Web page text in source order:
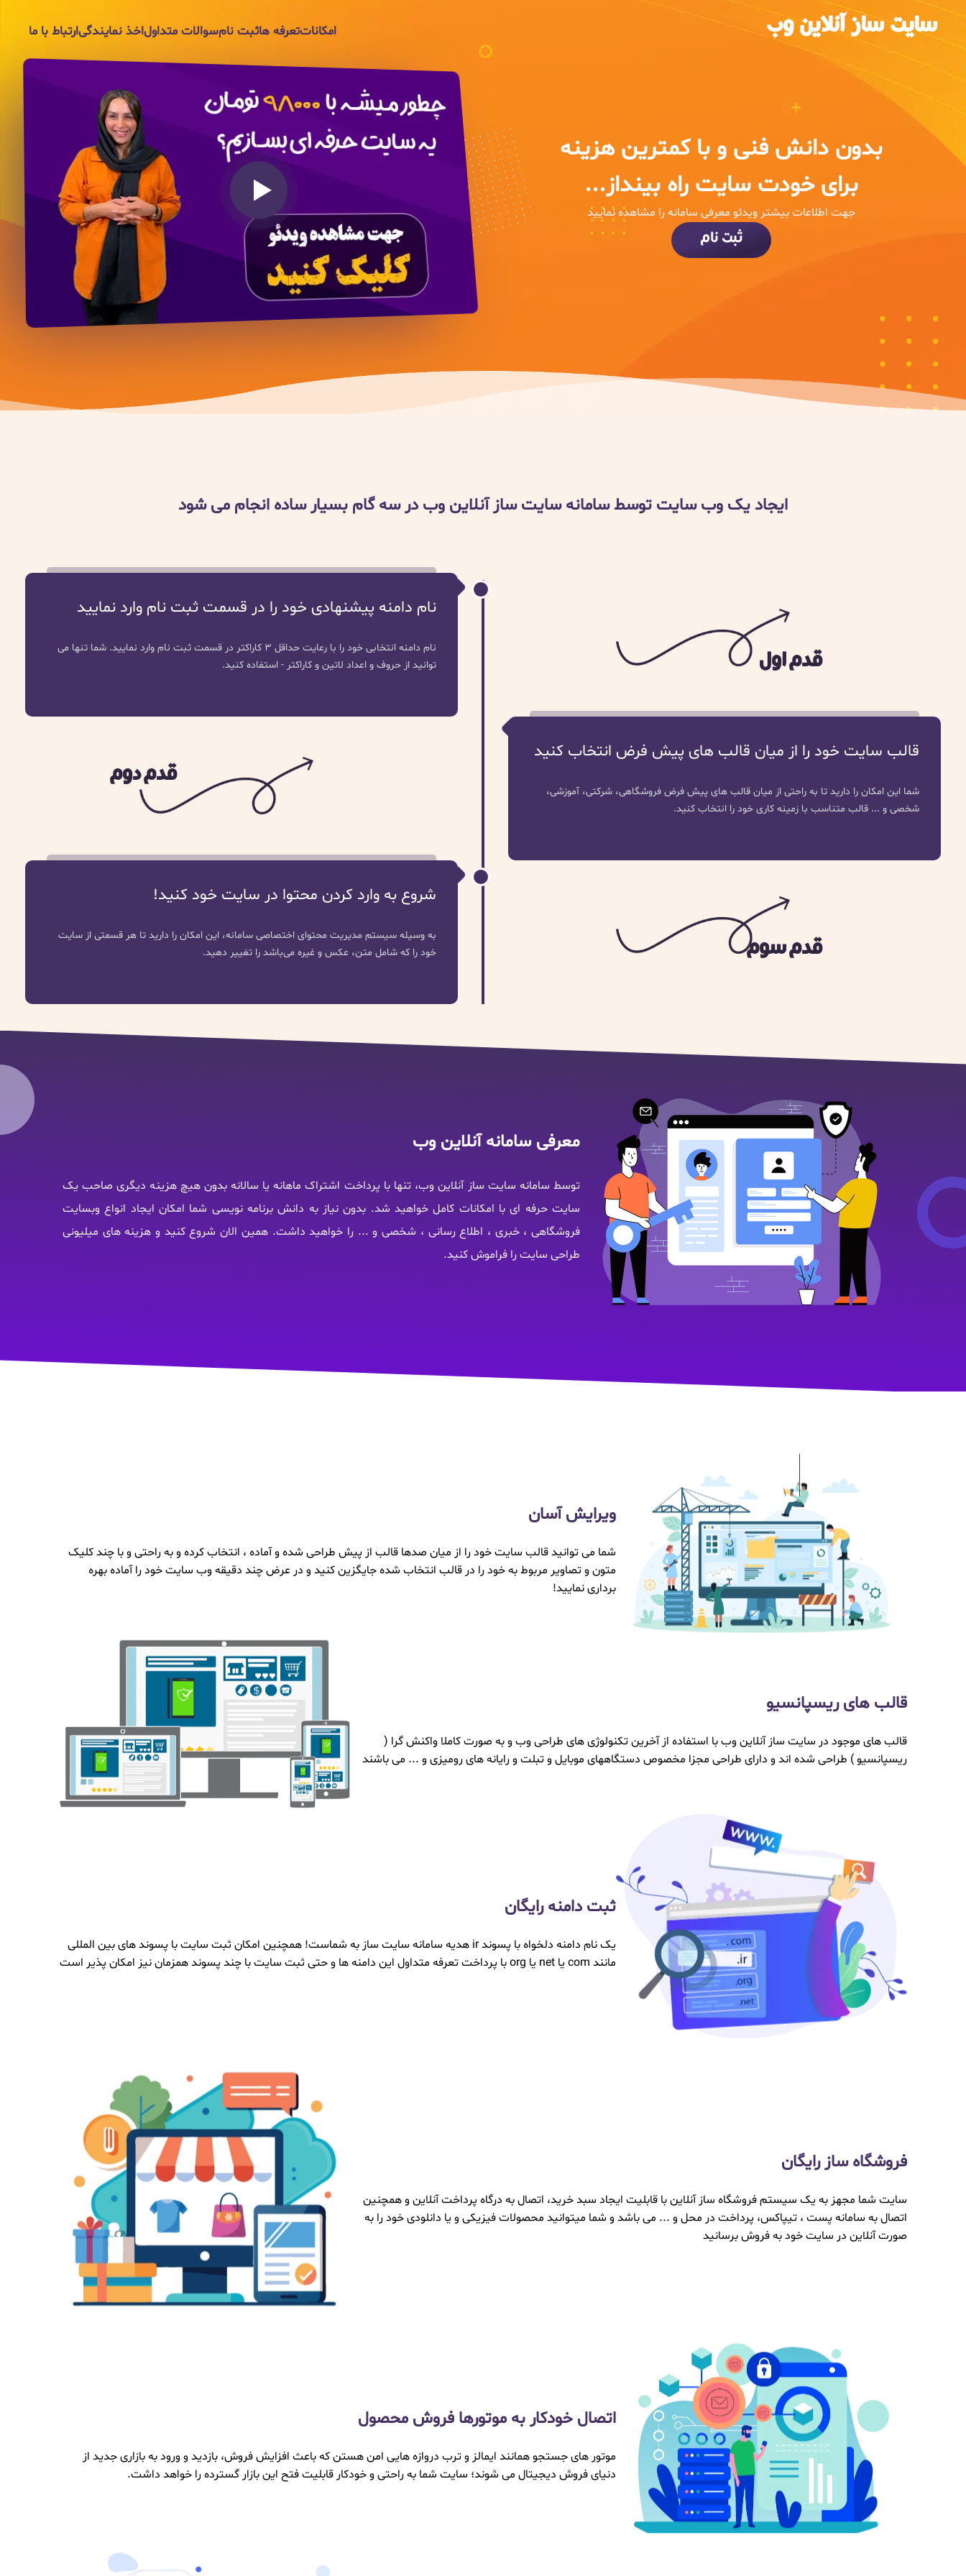
سایت ساز آنلاین وب امکاناتتعرفه هاثبت نامسوالات متداولاخذ نمایندگیارتباط با ما
بدون دانش فنی و با کمترین هزینه
برای خودت سایت راه بینداز...
جهت اطلاعات بیشتر ویدئو معرفی سامانه را مشاهده نمایید
ثبت نام
ایجاد یک وب سایت توسط سامانه سایت ساز آنلاین وب در سه گام بسیار ساده انجام می شود
نام دامنه پیشنهادی خود را در قسمت ثبت نام وارد نمایید
نام دامنه انتخابی خود را با رعایت حداقل 3 کاراکتر در قسمت ثبت نام وارد نمایید. شما تنها می
توانید از حروف و اعداد لاتین و کاراکتر - استفاده کنید.
قدم اول
قالب سایت خود را از میان قالب های پیش فرض انتخاب کنید
شما این امکان را دارید تا به راحتی از میان قالب های پیش فرض فروشگاهی، شرکتی، آموزشی،
شخصی و ... قالب متناسب با زمینه کاری خود را انتخاب کنید.
قدم دوم
شروع به وارد کردن محتوا در سایت خود کنید!
به وسیله سیستم مدیریت محتوای اختصاصی سامانه، این امکان را دارید تا هر قسمتی از سایت
خود را که شامل متن، عکس و غیره می‌باشد را تغییر دهید.
قدم سوم
معرفی سامانه آنلاین وب
توسط سامانه سایت ساز آنلاین وب، تنها با پرداخت اشتراک ماهانه یا سالانه بدون هیچ هزینه دیگری صاحب یک
سایت حرفه ای با امکانات کامل خواهید شد. بدون نیاز به دانش برنامه نویسی شما امکان ایجاد انواع وبسایت
فروشگاهی ، خبری ، اطلاع رسانی ، شخصی و ... را خواهید داشت. همین الان شروع کنید و هزینه های میلیونی
طراحی سایت را فراموش کنید.
ویرایش آسان
شما می توانید قالب سایت خود را از میان صدها قالب از پیش طراحی شده و آماده ، انتخاب کرده و به راحتی و با چند کلیک
متون و تصاویر مربوط به خود را در قالب انتخاب شده جایگزین کنید و در عرض چند دقیقه وب سایت خود را آماده بهره
برداری نمایید!
قالب های ریسپانسیو
قالب های موجود در سایت ساز آنلاین وب با استفاده از آخرین تکنولوژی های طراحی وب و به صورت کاملا واکنش گرا (
ریسپانسیو ) طراحی شده اند و دارای طراحی مجزا مخصوص دستگاههای موبایل و تبلت و رایانه های رومیزی و ... می باشند
ثبت دامنه رایگان
یک نام دامنه دلخواه با پسوند ir هدیه سامانه سایت ساز به شماست! همچنین امکان ثبت سایت با پسوند های بین المللی
مانند com یا net یا org با پرداخت تعرفه متداول این دامنه ها و حتی ثبت سایت با چند پسوند همزمان نیز امکان پذیر است
فروشگاه ساز رایگان
سایت شما مجهز به یک سیستم فروشگاه ساز آنلاین با قابلیت ایجاد سبد خرید، اتصال به درگاه پرداخت آنلاین و همچنین
اتصال به سامانه پست ، تیپاکس، پرداخت در محل و ... می باشد و شما میتوانید محصولات فیزیکی و یا دانلودی خود را به
صورت آنلاین در سایت خود به فروش برسانید
اتصال خودکار به موتورها فروش محصول
موتور های جستجو همانند ایمالز و ترب دروازه هایی امن هستن که باعث افزایش فروش، بازدید و ورود به بازاری جدید از
دنیای فروش دیجیتال می شوند؛ سایت شما به راحتی و خودکار قابلیت فتح این بازار گسترده را خواهد داشت.